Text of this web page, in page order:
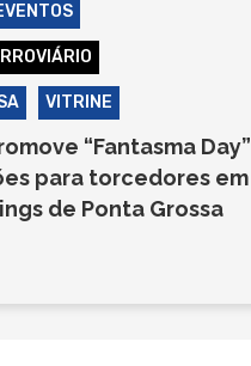
VITRINE
“Fantasma Day”
para torcedores em
de Ponta Grossa